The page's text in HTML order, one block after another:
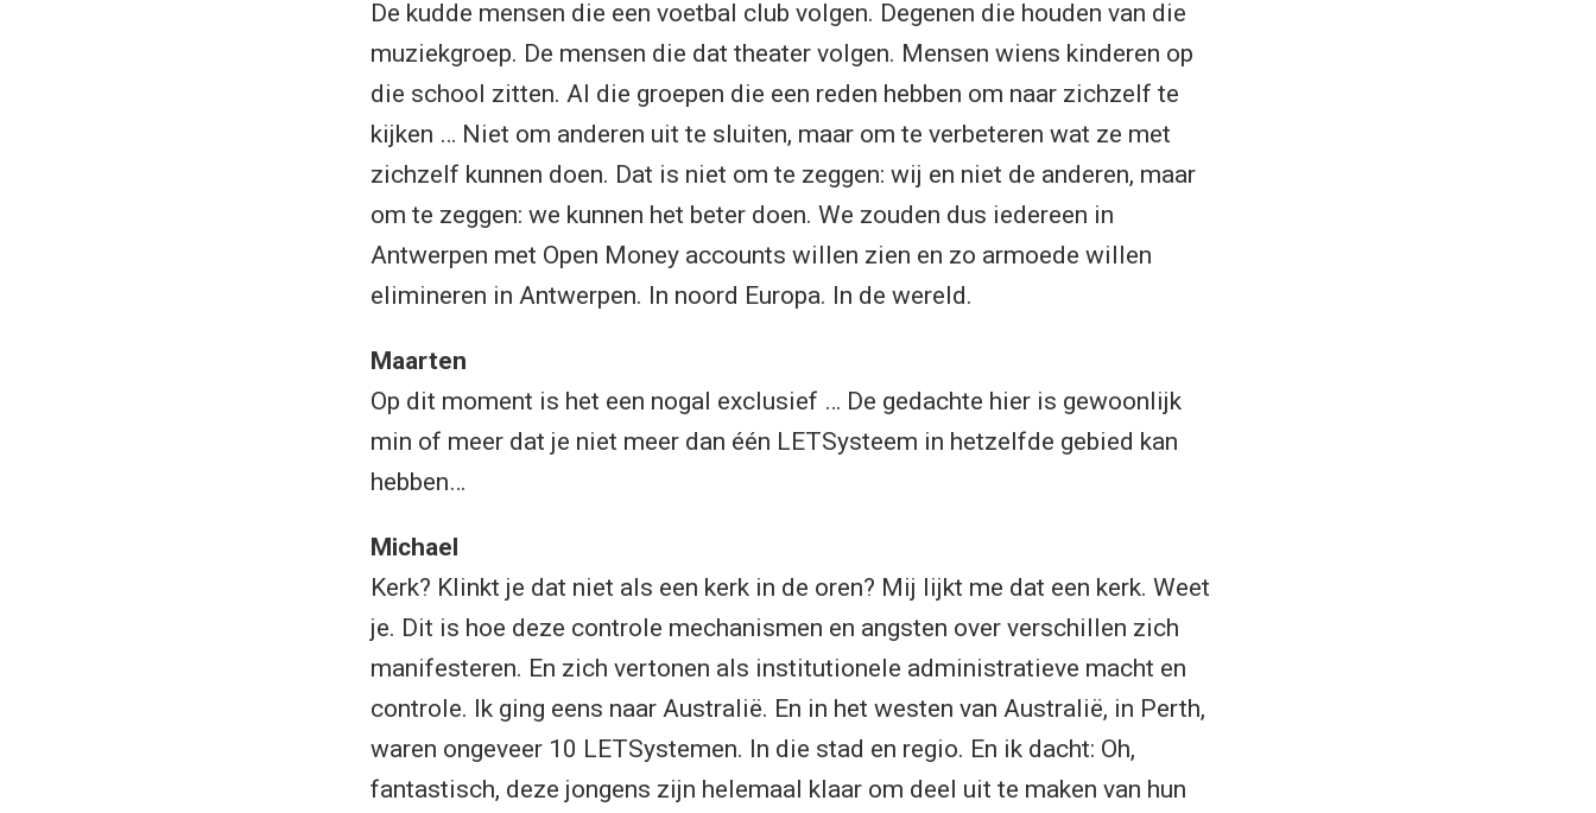
De kudde mensen die een voetbal club volgen. Degenen die houden van die
muziekgroep. De mensen die dat theater volgen. Mensen wiens kinderen op
die school zitten. Al die groepen die een reden hebben om naar zichzelf te
kijken … Niet om anderen uit te sluiten, maar om te verbeteren wat ze met
zichzelf kunnen doen. Dat is niet om te zeggen: wij en niet de anderen, maar
om te zeggen: we kunnen het beter doen. We zouden dus iedereen in
Antwerpen met Open Money accounts willen zien en zo armoede willen
elimineren in Antwerpen. In noord Europa. In de wereld.
Maarten
Op dit moment is het een nogal exclusief … De gedachte hier is gewoonlijk
min of meer dat je niet meer dan één LETSysteem in hetzelfde gebied kan
hebben…
Michael
Kerk? Klinkt je dat niet als een kerk in de oren? Mij lijkt me dat een kerk. Weet
je. Dit is hoe deze controle mechanismen en angsten over verschillen zich
manifesteren. En zich vertonen als institutionele administratieve macht en
controle. Ik ging eens naar Australië. En in het westen van Australië, in Perth,
waren ongeveer 10 LETSystemen. In die stad en regio. En ik dacht: Oh,
fantastisch, deze jongens zijn helemaal klaar om deel uit te maken van hun